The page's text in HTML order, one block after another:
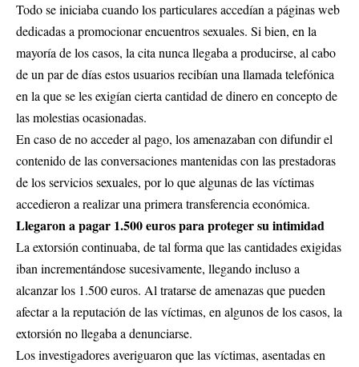
Todo se iniciaba cuando los particulares accedían a páginas web
dedicadas a promocionar encuentros sexuales. Si bien, en la
mayoría de los casos, la cita nunca llegaba a producirse, al cabo
de un par de días estos usuarios recibían una llamada telefónica
en la que se les exigían cierta cantidad de dinero en concepto de
las molestias ocasionadas.
En caso de no acceder al pago, los amenazaban con difundir el
contenido de las conversaciones mantenidas con las prestadoras
de los servicios sexuales, por lo que algunas de las víctimas
accedieron a realizar una primera transferencia económica.
Llegaron a pagar 1.500 euros para proteger su intimidad
La extorsión continuaba, de tal forma que las cantidades exigidas
iban incrementándose sucesivamente, llegando incluso a
alcanzar los 1.500 euros. Al tratarse de amenazas que pueden
afectar a la reputación de las víctimas, en algunos de los casos, la
extorsión no llegaba a denunciarse.
Los investigadores averiguaron que las víctimas, asentadas en